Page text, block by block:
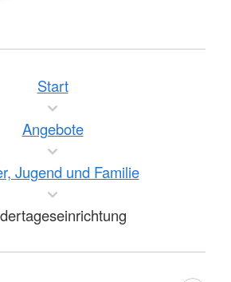
Start
Angebote
Jugend und Familie